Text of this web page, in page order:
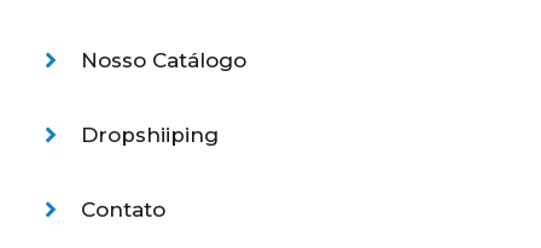
Nosso Catálogo
Dropshiiping
Contato